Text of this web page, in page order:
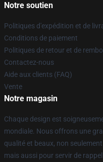
Notre soutien
Politiques d'expédition et de
Conditions de paiement
Politiques de retour et de
Contactez-nous
Aide aux clients (FAQ)
Vente
Notre magasin
Chaque design est
mondiale. Nous offrons une
qualité et beaux, non
mais aussi pour servir de